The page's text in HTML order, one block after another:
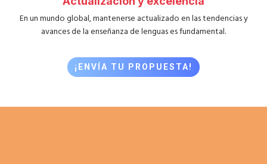
En un mundo global, mantenerse actualizado en las tendencias y
avances de la enseñanza de lenguas es fundamental.
¡ENVÍA TU PROPUESTA!